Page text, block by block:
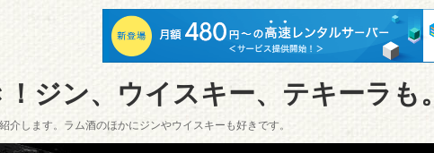
ジン、ウイスキー、テキーラも。
介します。ラム酒のほかにジンやウイスキーも好きです。